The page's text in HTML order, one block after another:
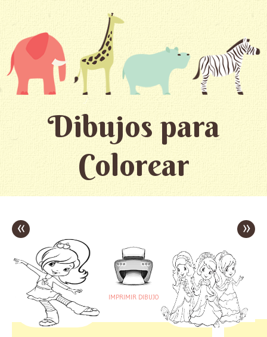
Dibujos para
Colorear
«
IMPRIMIR DIBUJO
»